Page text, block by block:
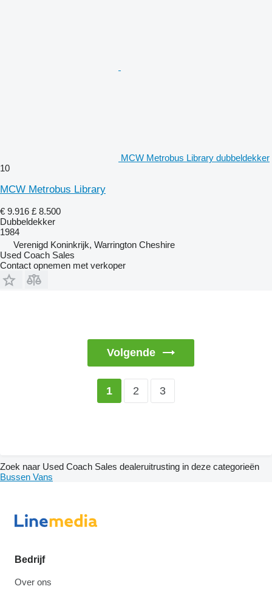
MCW Metrobus Library dubbeldekker
10
MCW Metrobus Library
€ 9.916 £ 8.500
Dubbeldekker
1984
Verenigd Koninkrijk, Warrington Cheshire
Used Coach Sales
Contact opnemen met verkoper
Volgende
1 2 3
Zoek naar Used Coach Sales dealeruitrusting in deze categorieën
Bussen Vans
Bedrijf
Over ons